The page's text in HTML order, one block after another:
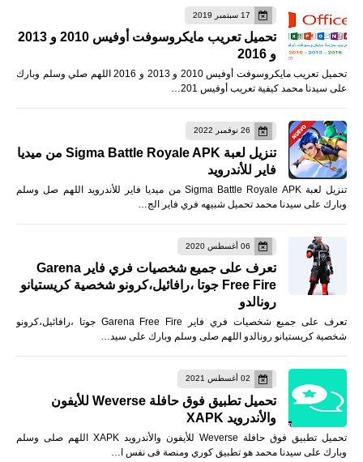
17 سبتمبر 2019
تحميل تعريب مايكروسوفت أوفيس 2010 و 2013
و 2016
تحميل تعريب مايكروسوفت أوفيس 2010 و 2013 و 2016 اللهم صلي وسلم وبارك
على سيدنا محمد كيفية تعريب أوفيس 201…
26 نوفمبر 2022
تنزيل لعبة Sigma Battle Royale APK من ميديا
فاير للأندرويد
تنزيل لعبة Sigma Battle Royale APK من ميديا فاير للأندرويد اللهم صل وسلم
وبارك على سيدنا محمد تحميل شبيهه فري فاير الج…
06 أغسطس 2020
تعرف على جميع شخصيات فري فاير Garena
Free Fire جوتا ،رافائيل،كرونو شخصية كريستيانو
رونالدو
تعرف على جميع شخصيات فري فاير Garena Free Fire جوتا ،رافائيل،كرونو
شخصية كريستيانو رونالدو اللهم صلى وسلم وبارك على سيد…
02 أغسطس 2021
تحميل تطبيق فوق حافلة Weverse للأيفون
والأندرويد XAPK
تحميل تطبيق فوق حافلة Weverse للأيفون والأندرويد XAPK اللهم صلى وسلم
وبارك على سيدنا محمد هو تطبيق كوري ومنصة فى نفس ا…